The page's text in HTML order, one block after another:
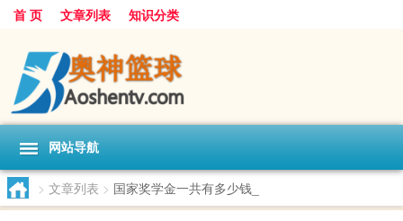
首 页 文章列表 知识分类
网站导航
> 文章列表 > 国家奖学金一共有多少钱_